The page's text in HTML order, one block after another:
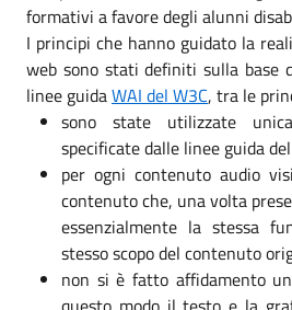
formativi a favore degli alunni
I principi che hanno guidato la
web sono stati definiti sulla base
linee guidaWAI del W3C, tra le
sono state utilizzate
specificate dalle linee guida
per ogni contenuto audio
contenuto che, una volta
essenzialmente la stessa
stesso scopo del contenuto
non si è fatto affidamento